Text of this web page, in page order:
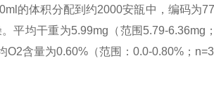
的体积分配到约2000安瓿中，编码为
平均干重为5.99mg（范围5.79-
O2含量为0.60%（范围：0.0-0.80%；n=3